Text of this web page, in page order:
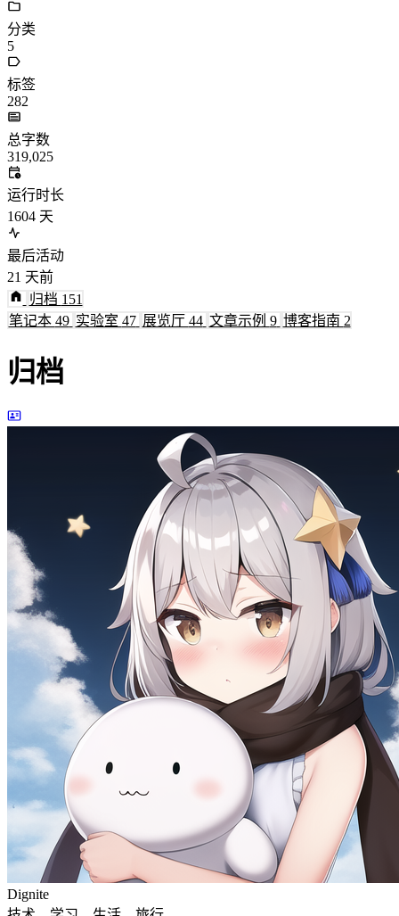
分类
5
标签
282
总字数
319,025
运行时长
1604 天
最后活动
21 天前
归档 151
笔记本 49 实验室 47 展览厅 44 文章示例 9 博客指南 2
归档
Dignite